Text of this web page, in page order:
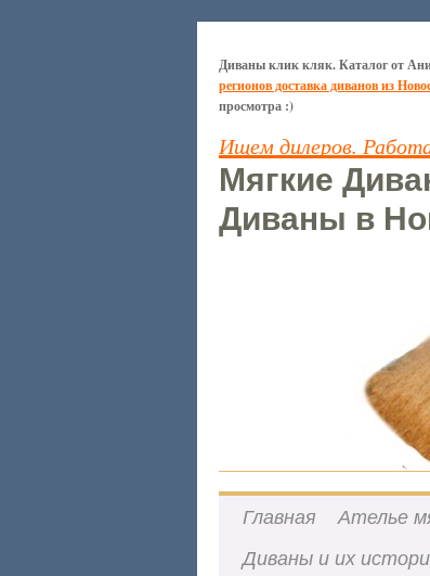
Диваны клик кляк. Каталог от
регионов доставка диванов из
просмотра :)
Ищем дилеров.
Мягкие
Диваны в
Главная Ателье
Диваны и их